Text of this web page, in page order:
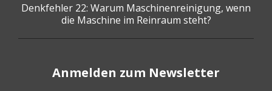
Denkfehler 22: Warum Maschinenreinigung, wenn
die Maschine im Reinraum steht?
Anmelden zum Newsletter